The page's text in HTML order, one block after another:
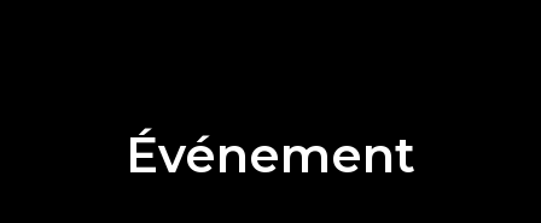
Événement